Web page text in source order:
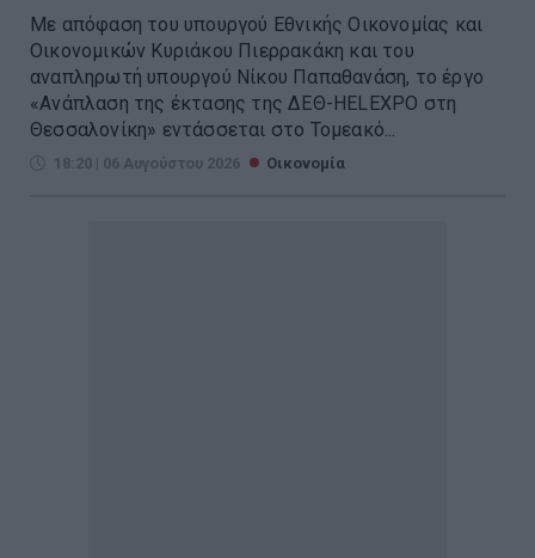
Με απόφαση του υπουργού Εθνικής Οικονομίας και
Οικονομικών Κυριάκου Πιερρακάκη και του
αναπληρωτή υπουργού Νίκου Παπαθανάση, το έργο
«Ανάπλαση της έκτασης της ΔΕΘ-HELEXPO στη
Θεσσαλονίκη» εντάσσεται στο Τομεακό...
18:20 | 06 Αυγούστου 2026 Οικονομία